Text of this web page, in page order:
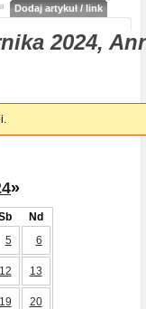
Dodaj artykuł / link
2024,
»
Nd
5 6
12 13
19 20